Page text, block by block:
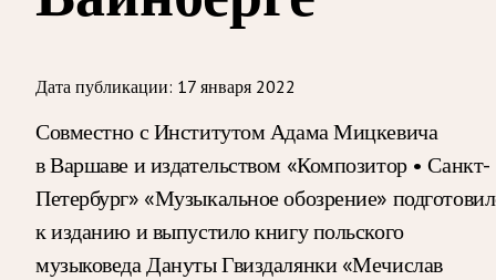
Дата публикации: 17 января 2022
Совместно с Институтом Адама Мицкевича
в Варшаве и издательством «Композитор • Санкт-
Петербург» «Музыкальное обозрение»
к изданию и выпустило книгу польского
музыковеда Дануты Гвиздалянки «Мечислав